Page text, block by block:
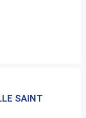
SAINT